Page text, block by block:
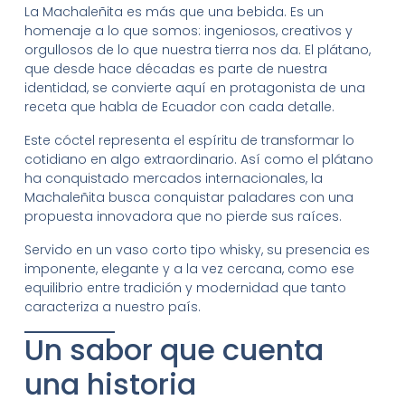
La Machaleñita es más que una bebida. Es un
homenaje a lo que somos: ingeniosos, creativos y
orgullosos de lo que nuestra tierra nos da. El plátano,
que desde hace décadas es parte de nuestra
identidad, se convierte aquí en protagonista de una
receta que habla de Ecuador con cada detalle.
Este cóctel representa el espíritu de transformar lo
cotidiano en algo extraordinario. Así como el plátano
ha conquistado mercados internacionales, la
Machaleñita busca conquistar paladares con una
propuesta innovadora que no pierde sus raíces.
Servido en un vaso corto tipo whisky, su presencia es
imponente, elegante y a la vez cercana, como ese
equilibrio entre tradición y modernidad que tanto
caracteriza a nuestro país.
Un sabor que cuenta
una historia